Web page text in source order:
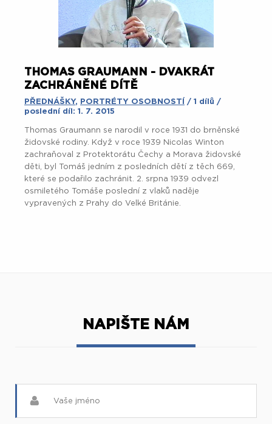
THOMAS GRAUMANN - DVAKRÁT
ZACHRÁNĚNÉ DÍTĚ
PŘEDNÁŠKY, PORTRÉTY OSOBNOSTÍ
/ 1 dílů /
poslední díl: 1. 7. 2015
Thomas Graumann se narodil v roce 1931 do brněnské
židovské rodiny. Když v roce 1939 Nicolas Winton
zachraňoval z Protektorátu Čechy a Morava židovské
děti, byl Tomáš jedním z posledních dětí z těch 669,
které se podařilo zachránit. 2. srpna 1939 odvezl
osmiletého Tomáše poslední z vlaků naděje
vypravených z Prahy do Velké Británie.
NAPIŠTE NÁM